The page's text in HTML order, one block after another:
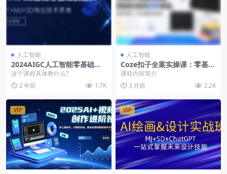
人工智能
2024AIGC人工智能零基础到
进阶，GPT+MJ+SD商业技术
落地（78节）
这个课程具体教什么?
2 年前
1.7K
人工智能
Coze扣子全案实操课：零基础
扫盲到高阶精通，智能体创建
+工作流搭建
课程内容简介
3 月前
2.2K
VIP VIP